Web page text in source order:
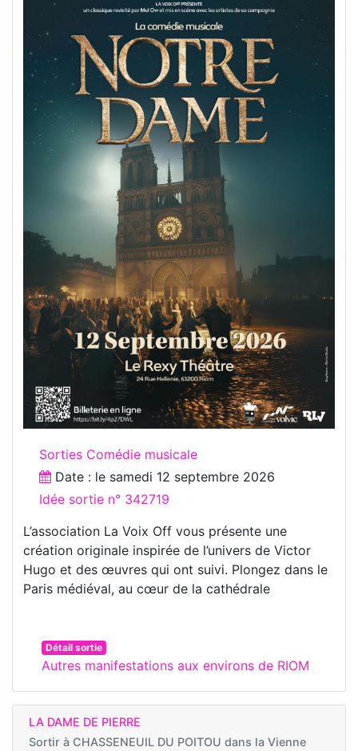
Sorties Comédie musicale
Date : le samedi 12 septembre 2026
Idée sortie n° 342719
L’association La Voix Off vous présente une
création originale inspirée de l’univers de Victor
Hugo et des œuvres qui ont suivi. Plongez dans le
Paris médiéval, au cœur de la cathédrale
Détail sortie
Autres manifestations aux environs de RIOM
LA DAME DE PIERRE
Sortir à CHASSENEUIL DU POITOU dans la Vienne